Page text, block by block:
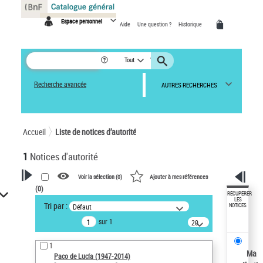
Espace personnel Aide Une question ? Historique
Tout
Recherche avancée AUTRES RECHERCHES
Accueil Liste de notices d’autorité
1 Notices d'autorité
VOTRE RECHERCHE
Recherche avancée dans les
notices d’autorité
Œuvres liées à l'auteur :
Paco de Lucía (1947-2014)
Voir la sélection (0) Ajouter à mes références
(0)
Tri par : Défaut
sur 1
20
résultats/page
1
Paco de Lucía (1947-2014)
RÉCUPÉRER
LES
NOTICES
Ma
Panneau de gestion des cookies